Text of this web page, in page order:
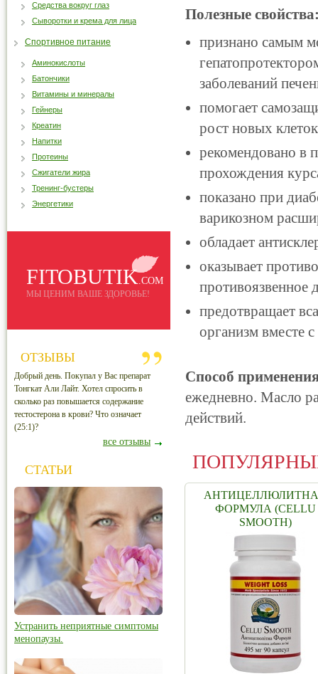
Полезные
признано самым
заболеваний
помогает
рост новых
рекомендовано в
прохождения
показано при
варикозном
обладает
оказывает
противоязвенное
предотвращает
организм вместе
Способ
ежедневно. Масло
действий.
ФОРМУЛА (CELLU
SMOOTH)
Средства вокруг глаз
Сыворотки и крема для лица
Спортивное питание
Аминокислоты
Батончики
Витамины и минералы
Гейнеры
Креатин
Напитки
Протеины
Сжигатели жира
Тренинг-бустеры
Энергетики
FITOBUTIK.COM
МЫ ЦЕНИМ ВАШЕ ЗДОРОВЬЕ!
ОТЗЫВЫ
Добрый день. Покупал у Вас препарат
Тонгкат Али Лайт. Хотел спросить в
сколько раз повышается содержание
тестостерона в крови? Что означает
(25:1)?
все отзывы
СТАТЬИ
Устранить неприятные симптомы
менопаузы.